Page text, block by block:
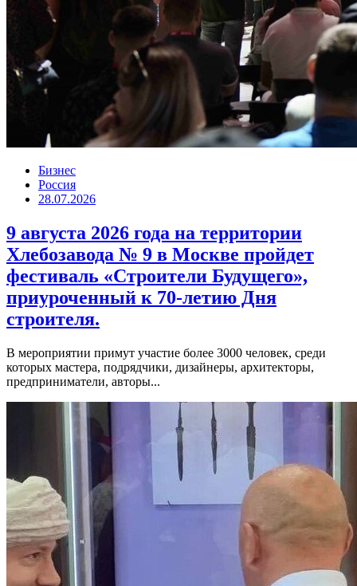
Бизнес
Россия
28.07.2026
9 августа 2026 года на территории
Хлебозавода № 9 в Москве пройдет
фестиваль «Строители Будущего»,
приуроченный к 70-летию Дня
строителя.
В мероприятии примут участие более 3000 человек, среди
которых мастера, подрядчики, дизайнеры, архитекторы,
предприниматели, авторы...